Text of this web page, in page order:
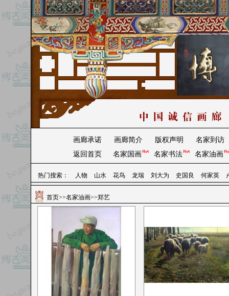
画廊承诺 画廊简介 版权声明
名家到访
返回首页
名家国画 名家书法 名家油画
热门搜索： 人物 山水 花鸟 龙瑞 刘大为 史国良 何家英
首页>>名家油画>>郑艺